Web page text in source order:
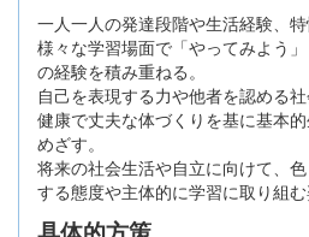
一人一人の発達段階や生活経験、特
様々な学習場面で「やってみよう
の経験を積み重ねる。
自己を表現する力や他者を認める
健康で丈夫な体づくりを基に基本
めざす。
将来の社会生活や自立に向けて、
する態度や主体的に学習に取り組む